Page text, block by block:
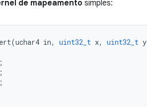
de mapeamento simples:
(uchar4 in, uint32_t x, uint32_t y
;
;
;